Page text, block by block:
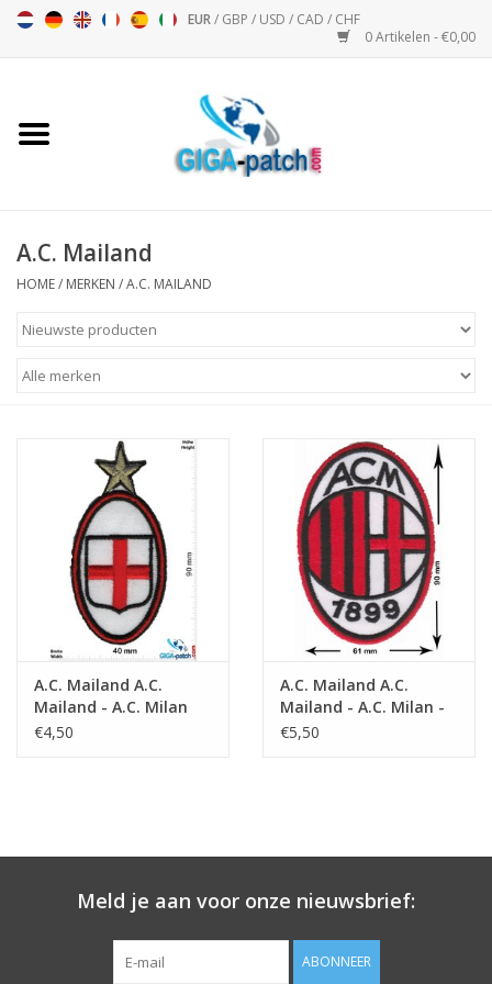
EUR/ GBP / USD / CAD / CHF
0 Artikelen - €0,00
Motor Sport - Sport
Sleutelhanger
A.C. Mailand
HOME/ MERKEN /A.C. MAILAND
A.C. Mailand A.C.
Mailand - A.C. Milan
€4,50
A.C. Mailand A.C.
Mailand - A.C. Milan -
Associazione Calcio
€5,50
Meld je aan voor onze nieuwsbrief:
ABONNEER